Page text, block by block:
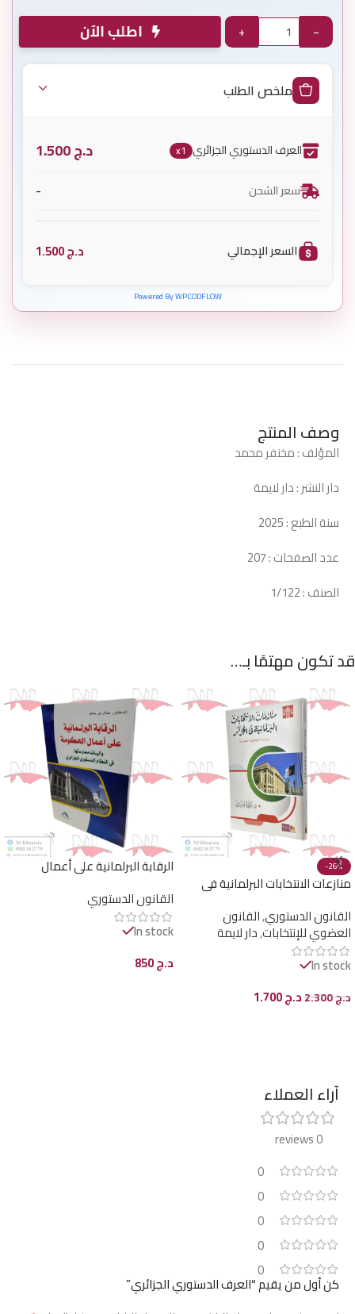
−
+ اطلب الآن
ملخص الطلب
العرف الدستوري الجزائري x1 د.ج
سعر الشحن -
السعر الإجمالي د.ج
Powered By WPCODFLOW
وصف المنتج
المؤلف : مخنفر محمد
دار النشر : دار لايمة
سنة الطبع : 2025
عدد الصفحات : 207
الصنف : 1/122
قد تكون مهتمًا بـ…
-26%
منازعات الانتخابات البرلمانية في
القانون الدستوري,القانون
العضوي للإنتخابات,دار لايمة
In stock
د.ج2.300 د.ج
الرقابة البرلمانية على أعمال
النظام الدستوري الجزائري
القانون الدستوري
In stock
د.ج
آراء العملاء
0 reviews
0
0
0
0
0
كن أول من يقيم “العرف الدستوري الجزائري”